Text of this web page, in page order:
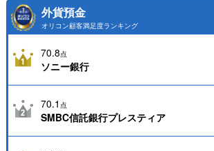
外貨預金
オリコン顧客満足度ランキング
70.8点
ソニー銀行
70.1 点
SMBC信託銀行プレスティア